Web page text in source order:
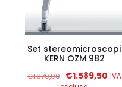
Set stereomicroscopi
KERN OZM 982
€1.870,00
Il€1.589,50IlIVA